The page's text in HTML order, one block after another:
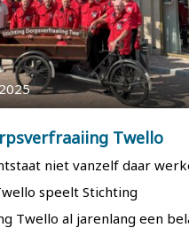
Twello
niet vanzelf daar
speelt Stichting
Twello al jarenlang een